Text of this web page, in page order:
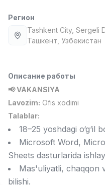
LES AILES
Full time job
Ish joyidan
NAVBAHOR APTEKA
Агент по продажам
LION_ESTATE
Full time job
Ish joyidan
Оператор колл-центра
Договорная
Регион
Tashkent City, Sergeli
Ташкент, Узбекистан
Описание работы
📢 VAKANSIYA
Lavozim: Ofis xodimi
Talablar:
18–25 yoshdagi o‘g‘il
Microsoft Word,
Sheets dasturlarida
Mas'uliyatli, chaqqon
bilishi.
Вакансии Категории